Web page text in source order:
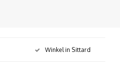
Winkel in Sittard